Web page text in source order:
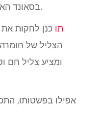
בסאונד האיכותי שלהם בהשראת אנלוגי.
Soundtoys Little Alterboy תו כנן לחקות את
הצליל של
ומציע צליל חם
אפילו בפשטותו,